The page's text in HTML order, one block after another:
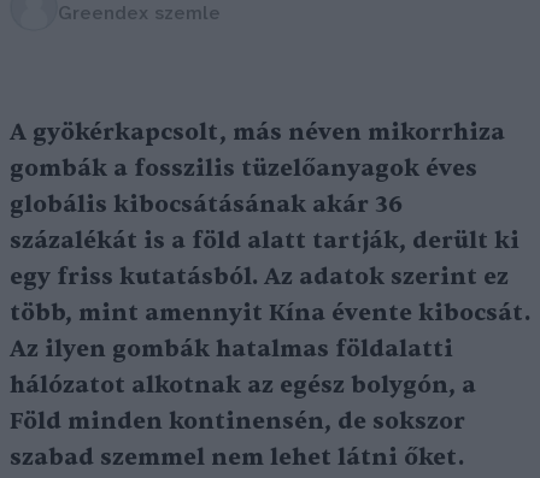
Greendex szemle
A gyökérkapcsolt, más néven mikorrhiza
gombák a fosszilis tüzelőanyagok éves
globális kibocsátásának akár 36
százalékát is a föld alatt tartják, derült ki
egy friss kutatásból. Az adatok szerint ez
több, mint amennyit Kína évente kibocsát.
Az ilyen gombák hatalmas földalatti
hálózatot alkotnak az egész bolygón, a
Föld minden kontinensén, de sokszor
szabad szemmel nem lehet látni őket.